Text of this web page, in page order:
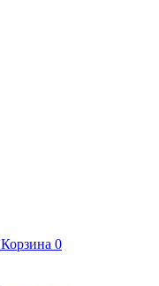
Корзина 0